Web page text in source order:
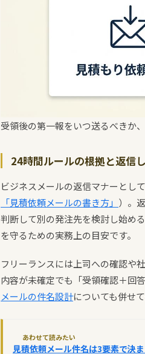
受領後の第一報をいつ送るべきか
24時間ルールの根拠と返信
ビジネスメールの返信マナーとし
「見積依頼メールの書き方」 ）。
判断して別の発注先を検討し始め
を守るための実務上の目安です。
フリーランスには上司への確認や
内容が未確定でも「受領確認＋回
メールの件名設計についても併せ
あわせて読みたい
見積依頼メール件名は3要素で決